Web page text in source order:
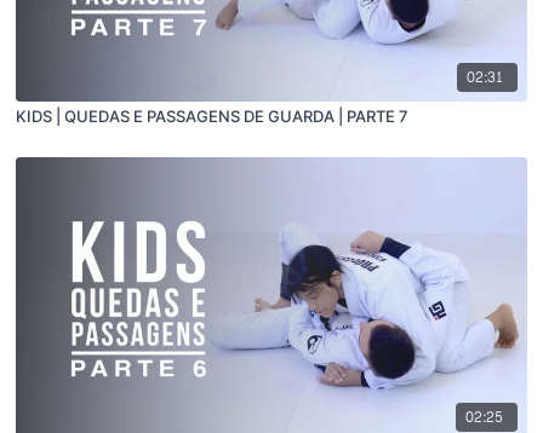
02:31
KIDS | QUEDAS E PASSAGENS DE GUARDA | PARTE 7
02:25